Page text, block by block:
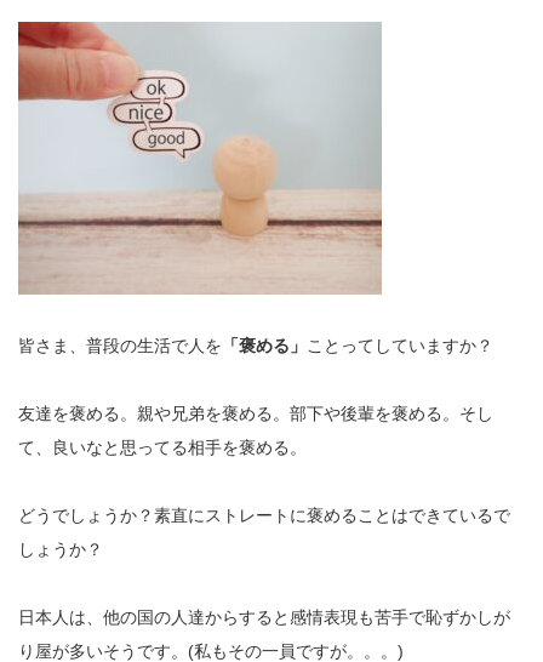
皆さま、普段の生活で人を 「褒める」 ことってしていますか？
友達を褒める。親や兄弟を褒める。部下や後輩を褒める。そし
て、良いなと思ってる相手を褒める。
どうでしょうか？素直にストレートに褒めることはできているで
しょうか？
日本人は、他の国の人達からすると感情表現も苦手で恥ずかしが
り屋が多いそうです。(私もその一員ですが。。。)